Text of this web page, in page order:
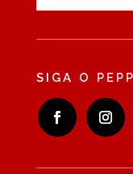
SIGA O